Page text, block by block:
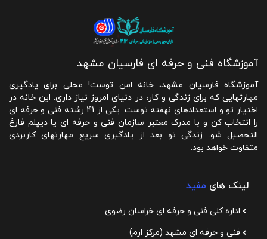
آموزشگاه فنی و حرفه ای فارسیان مشهد
آموزشگاه فارسیان مشهد، خانه امن توست! محلی برای یادگیری
مهارتهایی که برای زندگی و کار، در دنیای امروز نیاز داری. این خانه در
اختیار تو و استعدادهای نهفته توست. یکی از 41 رشته فنی و حرفه ای
را انتخاب کن و با مدرک معتبر سازمان فنی و حرفه ای یا دیپلم فارغ
التحصیل شو. زندگی تو بعد از یادگیری سریع مهارتهای کاربردی
متفاوت خواهد بود.
لینک های مفید
اداره کلی فنی و حرفه ای خراسان رضوی
فنی و حرفه ای مشهد (مرکز ارم)